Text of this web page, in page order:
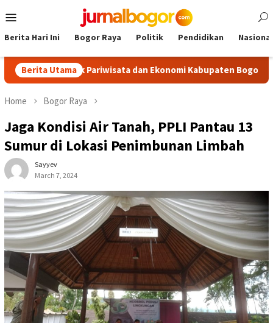
to
Menu
Berita Hari Ini Bogor Raya Politik Pendidikan Nasional
Berita Utama
Pariwisata dan Ekonomi Kabupaten Bogor Tour
Home Bogor Raya
Jaga Kondisi Air Tanah, PPLI Pantau 13
Sumur di Lokasi Penimbunan Limbah
Sayyev
March 7, 2024